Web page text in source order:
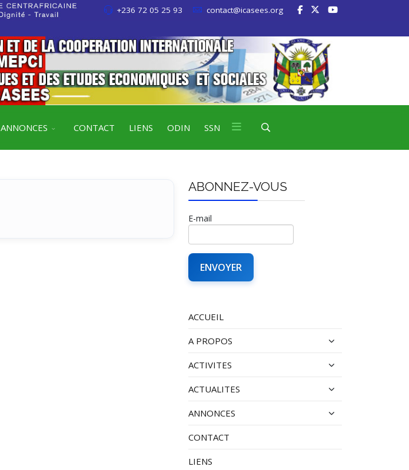
+236 72 05 25 93 contact@icasees.org
ANNONCES CONTACT LIENS ODIN SSN
ABONNEZ-VOUS
E-mail
ACCUEIL
A PROPOS
ACTIVITES
ACTUALITES
ANNONCES
CONTACT
LIENS